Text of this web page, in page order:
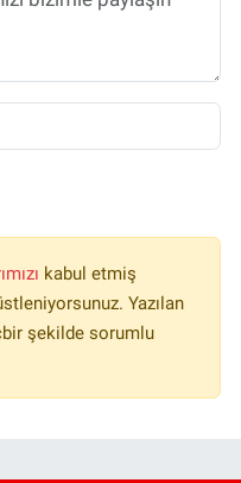
kabul etmiş
Yazılan
şekilde sorumlu